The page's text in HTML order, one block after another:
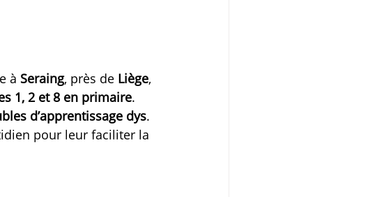
à Seraing, près de Liège,
1, 2 et 8 en primaire.
d’apprentissage dys.
pour leur faciliter la